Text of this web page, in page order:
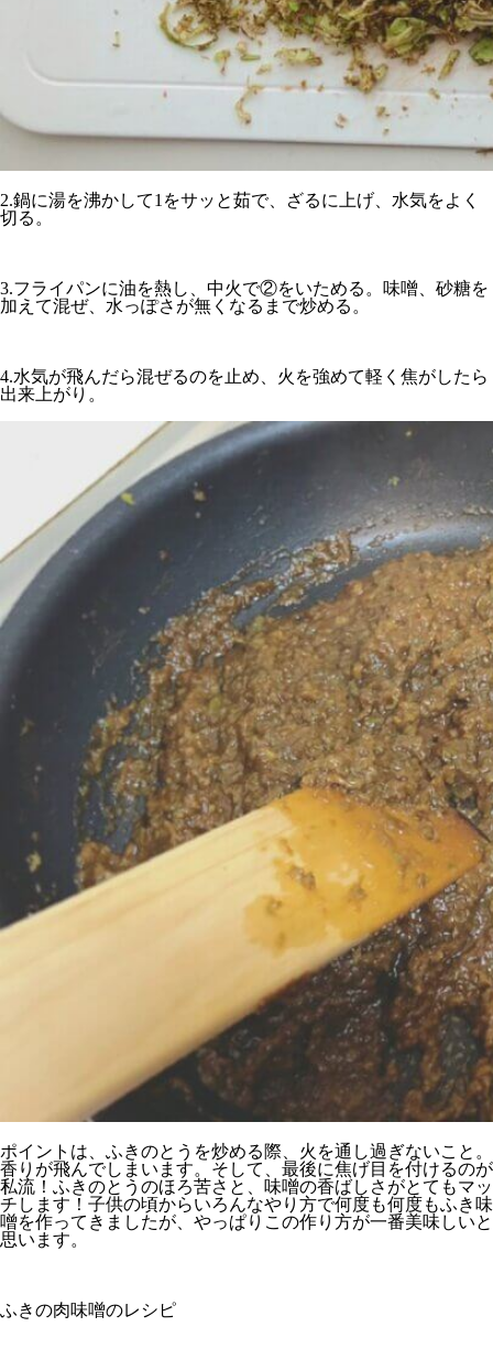
2.鍋に湯を沸かして1をサッと茹で、ざるに上げ、水気をよく
切る。
3.フライパンに油を熱し、中火で②をいためる。味噌、砂糖を
加えて混ぜ、水っぽさが無くなるまで炒める。
4.水気が飛んだら混ぜるのを止め、火を強めて軽く焦がしたら
出来上がり。
ポイントは、ふきのとうを炒める際、火を通し過ぎないこと。
香りが飛んでしまいます。そして、最後に焦げ目を付けるのが
私流！ふきのとうのほろ苦さと、味噌の香ばしさがとてもマッ
チします！子供の頃からいろんなやり方で何度も何度もふき味
噌を作ってきましたが、やっぱりこの作り方が一番美味しいと
思います。
ふきの肉味噌のレシピ